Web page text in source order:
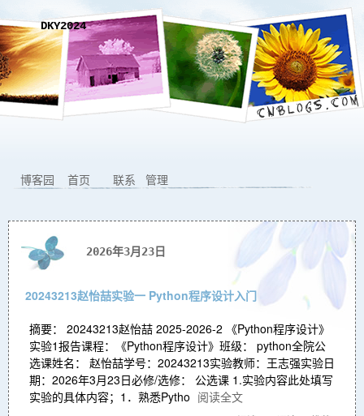
DKY2024
博客园 首页 联系 管理
2026年3月23日
20243213赵怡喆实验一 Python程序设计入门
摘要： 20243213赵怡喆 2025-2026-2 《Python程序设计》
实验1报告课程：《Python程序设计》班级： python全院公
选课姓名： 赵怡喆学号：20243213实验教师：王志强实验日
期：2026年3月23日必修/选修： 公选课 1.实验内容此处填写
实验的具体内容；1．熟悉Pytho 阅读全文